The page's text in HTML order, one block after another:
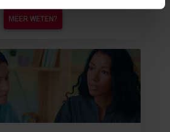
MEER WETEN?